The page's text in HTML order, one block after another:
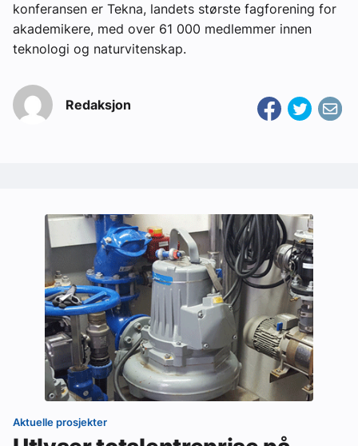
konferansen er Tekna, landets største fagforening for
akademikere, med over 61 000 medlemmer innen
teknologi og naturvitenskap.
Redaksjon
Aktuelle prosjekter